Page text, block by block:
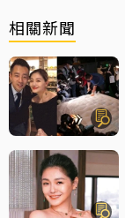
相關新聞